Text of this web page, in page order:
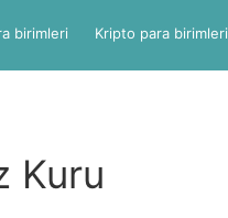
birimleri Kripto para birimleri
Kuru